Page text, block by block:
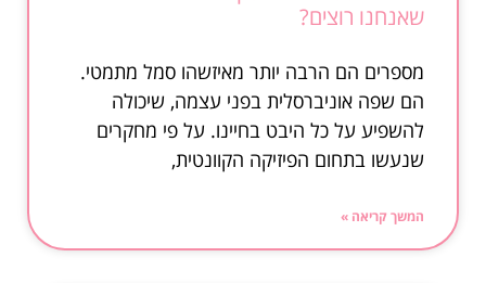
שאנחנו רוצים?
מספרים הם הרבה יותר מאיזשהו סמל מתמטי.
הם שפה אוניברסלית בפני עצמה, שיכולה
להשפיע על כל היבט בחיינו. על פי מחקרים
שנעשו בתחום הפיזיקה הקוונטית,
המשך קריאה »